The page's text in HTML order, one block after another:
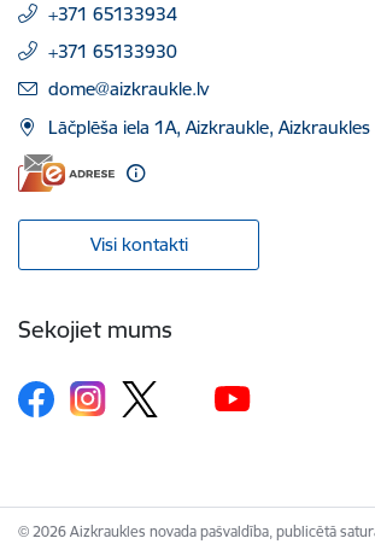
+371 65133934
+371 65133930
E-pasts:
dome@aizkraukle.lv
Lāčplēša iela 1A, Aizkraukle,
Visi kontakti
Sekojiet mums
© 2026 Aizkraukles novada pašvaldība, publicētā